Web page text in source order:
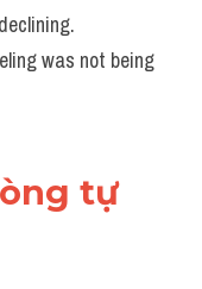
was not being
tự